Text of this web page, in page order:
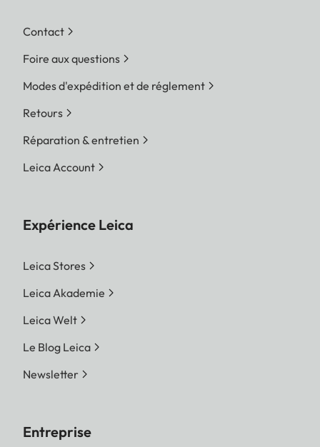
Contact
Foire aux questions
Modes d'expédition et de réglement
Retours
Réparation & entretien
Leica Account
Expérience Leica
Leica Stores
Leica Akademie
Leica Welt
Le Blog Leica
Newsletter
Entreprise